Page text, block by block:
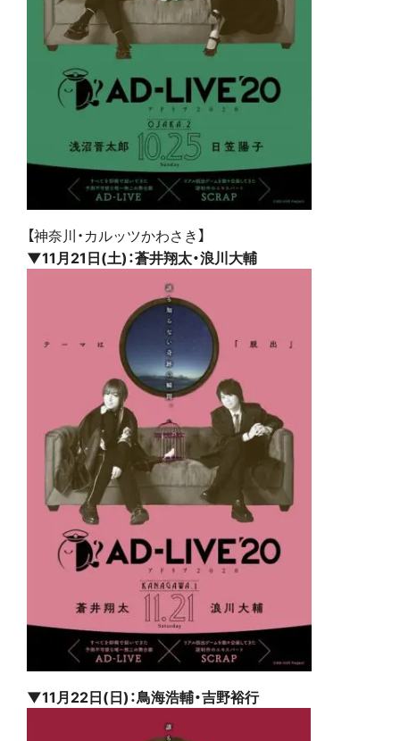
【神奈川・カルッツかわさき】
▼11月21日(土)：蒼井翔太・浪川大輔
▼11月22日(日)：鳥海浩輔・吉野裕行